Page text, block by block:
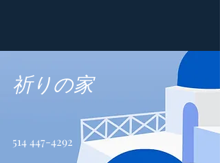
祈りの家
514 447-4292